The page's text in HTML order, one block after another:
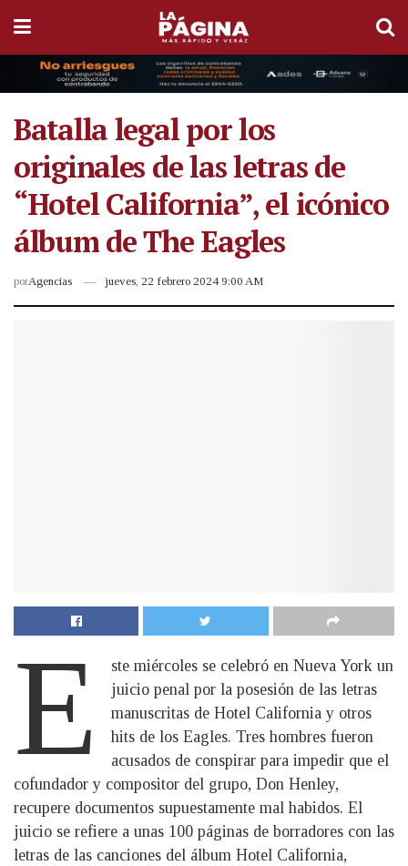
Batalla legal por los
originales de las letras de
“Hotel California”, el icónico
álbum de The Eagles
porAgencias jueves, 22 febrero 2024 9:00 AM
E
ste miércoles se celebró en Nueva York un
juicio penal por la posesión de las letras
manuscritas de Hotel California y otros
hits de los Eagles. Tres hombres fueron
acusados de conspirar para impedir que el
cofundador y compositor del grupo, Don Henley,
recupere documentos supuestamente mal habidos. El
juicio se refiere a unas 100 páginas de borradores con las
letras de las canciones del álbum Hotel California,